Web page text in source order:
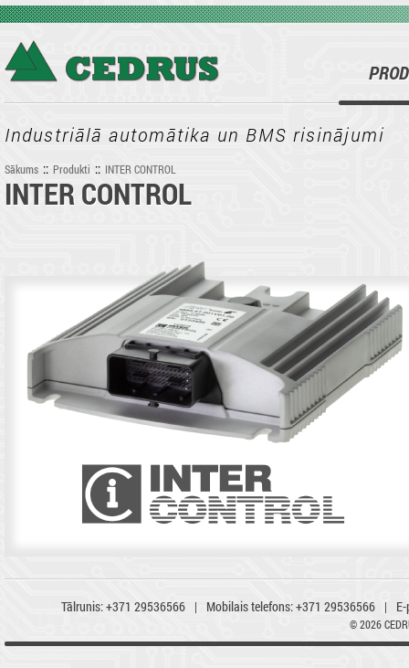
Pārlekt uz galveno saturu
Industriālā automātika un BMS risinājumi
Jūs atrodaties šeit
Sākums :: Produkti :: INTER CONTROL
INTER CONTROL
Tālrunis:+371 29536566 | Mobilais telefons:+371 29536566 |
© 2026